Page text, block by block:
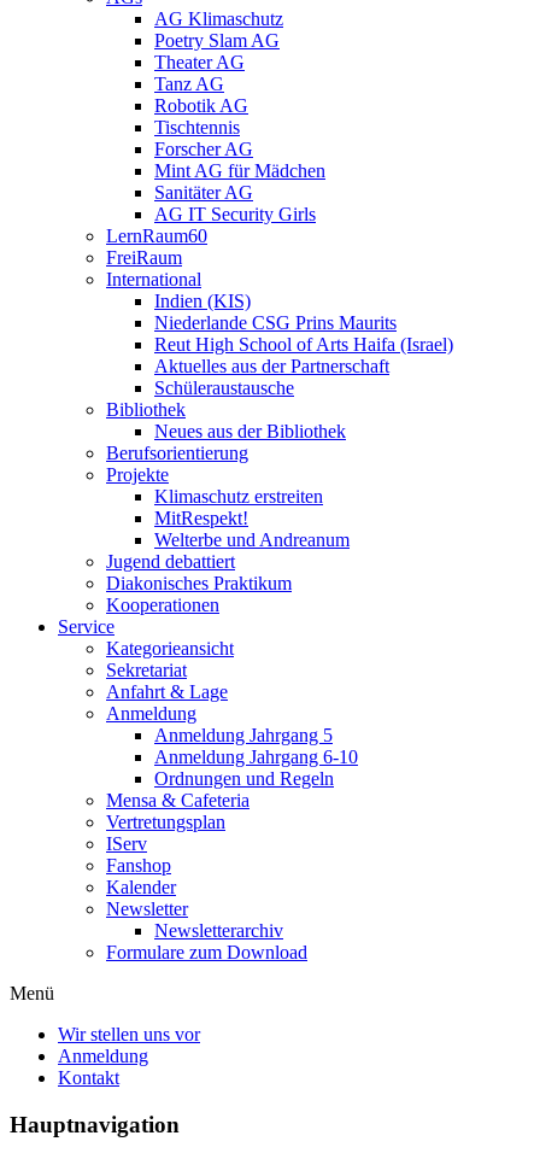
AG Klimaschutz
Poetry Slam AG
Theater AG
Tanz AG
Robotik AG
Tischtennis
Forscher AG
Mint AG für Mädchen
Sanitäter AG
AG IT Security Girls
LernRaum60
FreiRaum
International
Indien (KIS)
Niederlande CSG Prins Maurits
Reut High School of Arts Haifa (Israel)
Aktuelles aus der Partnerschaft
Schüleraustausche
Bibliothek
Neues aus der Bibliothek
Berufsorientierung
Projekte
Klimaschutz erstreiten
MitRespekt!
Welterbe und Andreanum
Jugend debattiert
Diakonisches Praktikum
Kooperationen
Service
Kategorieansicht
Sekretariat
Anfahrt & Lage
Anmeldung
Anmeldung Jahrgang 5
Anmeldung Jahrgang 6-10
Ordnungen und Regeln
Mensa & Cafeteria
Vertretungsplan
IServ
Fanshop
Kalender
Newsletter
Newsletterarchiv
Formulare zum Download
Menü
Wir stellen uns vor
Anmeldung
Kontakt
Hauptnavigation